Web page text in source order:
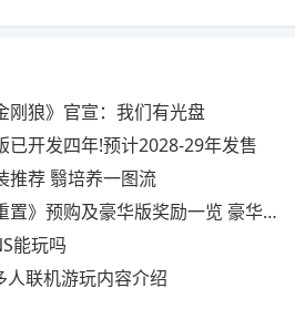
刚狼》官宣：我们有光盘
已开发四年!预计2028-29年发售
推荐 翳培养一图流
预购及豪华版奖励一览 豪华版有什么
能玩吗
人联机游玩内容介绍